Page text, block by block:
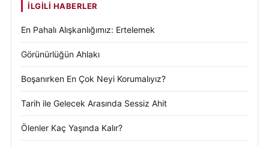
İLGILI HABERLER
En Pahalı Alışkanlığımız: Ertelemek
Görünürlüğün Ahlakı
Boşanırken En Çok Neyi Korumalıyız?
Tarih ile Gelecek Arasında Sessiz Ahit
Ölenler Kaç Yaşında Kalır?